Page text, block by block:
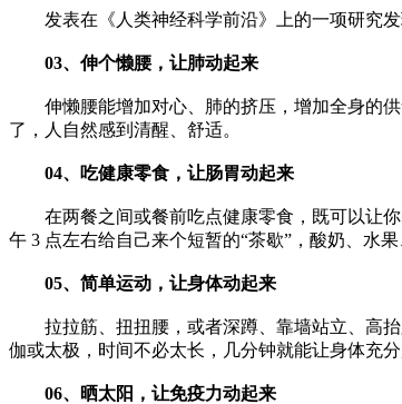
发表在《人类神经科学前沿》上的一项研究发
03、伸个懒腰，让肺动起来
伸懒腰能增加对心、肺的挤压，增加全身的供
了，人自然感到清醒、舒适。
04、吃健康零食，让肠胃动起来
在两餐之间或餐前吃点健康零食，既可以让你
午 3 点左右给自己来个短暂的“茶歇”，酸奶、水
05、简单运动，让身体动起来
拉拉筋、扭扭腰，或者深蹲、靠墙站立、高抬
伽或太极，时间不必太长，几分钟就能让身体充分
06、晒太阳，让免疫力动起来